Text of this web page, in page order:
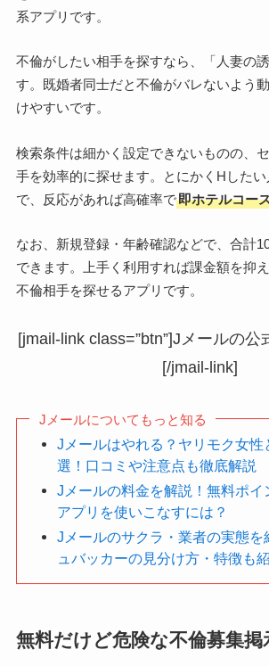
系アプリです。
不倫がしたい相手を探すなら、「人妻の
す。既婚者同士だと不倫がバレないよう
けやすいです。
検索条件は細かく設定できないものの、
手を効率的に探せます。とにかくHした
で、反応があれば高確率で即ホテルコー
なお、新規登録・年齢確認などで、合計
できます。上手く利用すれば課金額を抑
不倫相手を探せるアプリです。
[jmail-link class=”btn”]Jメールの公
[/jmail-link]
Jメールについてもっと知る
Jメールはやれる？ヤリモク女性
選！口コミや注意点も徹底解説
Jメールの料金を解説！無料ポイ
アプリを使いこなすには？
Jメールのサクラ・業者の実態を
ュバッカーの見分け方・特徴も
無料だけど危険な不倫募集掲